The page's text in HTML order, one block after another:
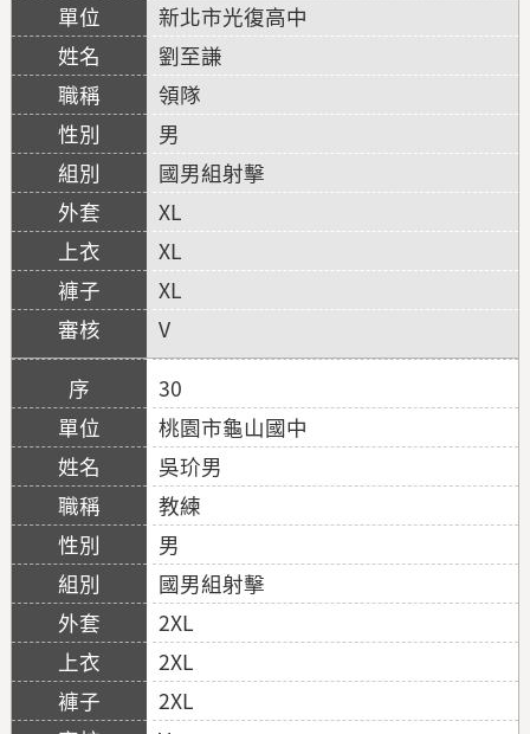
新北市光復高中
劉至謙
領隊
男
國男組射擊
XL
XL
XL
V
30
桃園市龜山國中
吳玠男
教練
男
國男組射擊
2XL
2XL
2XL